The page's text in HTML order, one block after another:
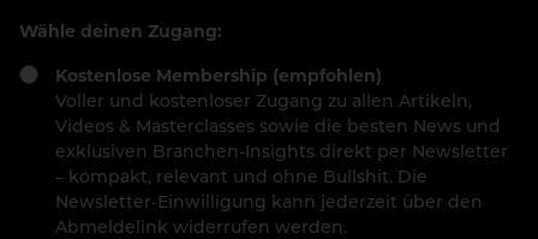
Wähle deinen Zugang:
Kostenlose Membership (empfohlen)
Voller und kostenloser Zugang zu allen Artikeln,
Videos & Masterclasses sowie die besten News und
exklusiven Branchen-Insights direkt per Newsletter
– kompakt, relevant und ohne Bullshit. Die
Newsletter-Einwilligung kann jederzeit über den
Abmeldelink widerrufen werden.